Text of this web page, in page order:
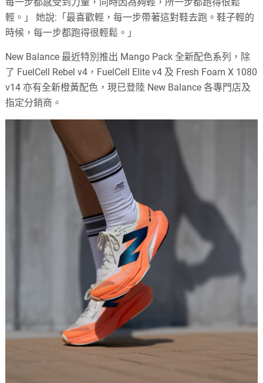
每一步都感受到力量，同時因為夠輕，所一步都跑得很鬆
輕。」 她說:「最喜歡輕，每一步帶著這對鞋去跑。鞋子輕的
時候，每一步都跑得很輕鬆。」
New Balance 最近特別推出 Mango Pack 全新配色系列，除
了 FuelCell Rebel v4，FuelCell Elite v4 及 Fresh Foam X 1080
v14 亦有全新橙黃配色，現已登陸 New Balance 各專門店及
指定分銷商。